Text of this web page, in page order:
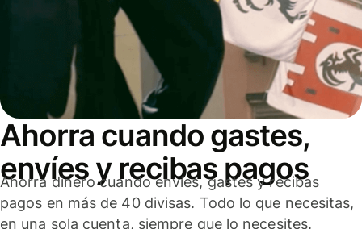
Ahorra cuando gastes,
envíes y recibas pagos
Ahorra dinero cuando envíes, gastes y recibas
pagos en más de 40 divisas. Todo lo que necesitas,
en una sola cuenta, siempre que lo necesites.